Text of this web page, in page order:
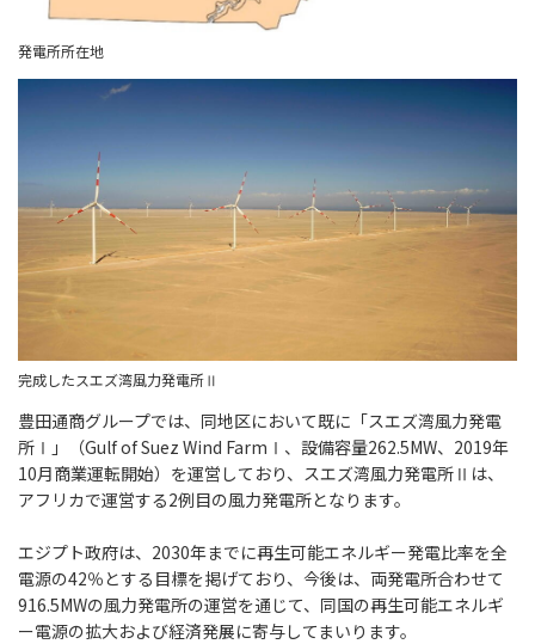
発電所所在地
完成したスエズ湾風力発電所Ⅱ
豊田通商グループでは、同地区において既に「スエズ湾風力発電
所Ⅰ」（Gulf of Suez Wind FarmⅠ、設備容量262.5MW、2019年
10月商業運転開始）を運営しており、スエズ湾風力発電所Ⅱは、
アフリカで運営する2例目の風力発電所となります。
エジプト政府は、2030年までに再生可能エネルギー発電比率を全
電源の42％とする目標を掲げており、今後は、両発電所合わせて
916.5MWの風力発電所の運営を通じて、同国の再生可能エネルギ
ー電源の拡大および経済発展に寄与してまいります。